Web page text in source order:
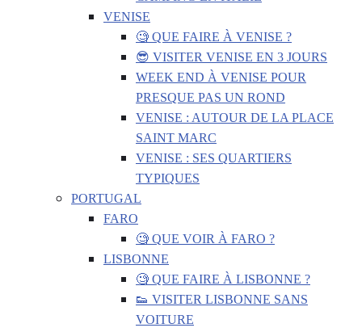
VENISE
🧐 QUE FAIRE À VENISE ?
😎 VISITER VENISE EN 3 JOURS
WEEK END À VENISE POUR
PRESQUE PAS UN ROND
VENISE : AUTOUR DE LA PLACE
SAINT MARC
VENISE : SES QUARTIERS
TYPIQUES
PORTUGAL
FARO
🧐 QUE VOIR À FARO ?
LISBONNE
🧐 QUE FAIRE À LISBONNE ?
👟 VISITER LISBONNE SANS
VOITURE